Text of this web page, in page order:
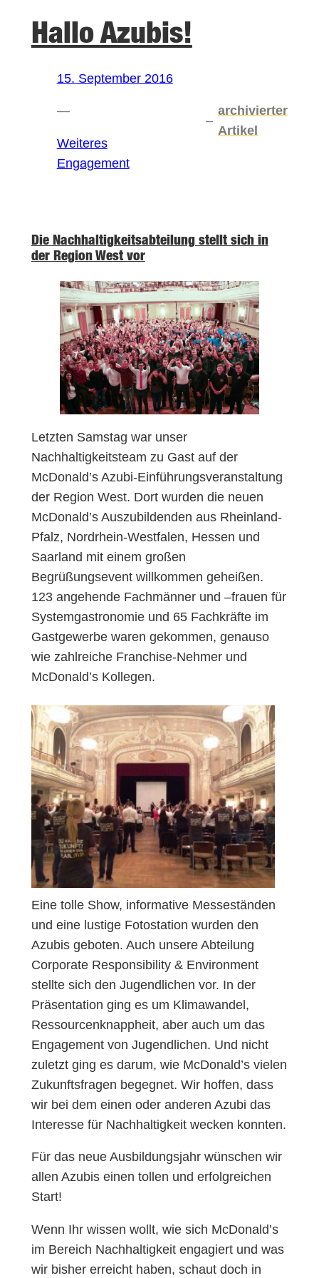
Hallo Azubis!
15. September 2016
—
Weiteres
Engagement
–
archivierter
Artikel
Die Nachhaltigkeitsabteilung stellt sich in
der Region West vor
Letzten Samstag war unser
Nachhaltigkeitsteam zu Gast auf der
McDonald’s Azubi-Einführungsveranstaltung
der Region West. Dort wurden die neuen
McDonald’s Auszubildenden aus Rheinland-
Pfalz, Nordrhein-Westfalen, Hessen und
Saarland mit einem großen
Begrüßungsevent willkommen geheißen.
123 angehende Fachmänner und –frauen für
Systemgastronomie und 65 Fachkräfte im
Gastgewerbe waren gekommen, genauso
wie zahlreiche Franchise-Nehmer und
McDonald’s Kollegen.
Eine tolle Show, informative Messeständen
und eine lustige Fotostation wurden den
Azubis geboten. Auch unsere Abteilung
Corporate Responsibility & Environment
stellte sich den Jugendlichen vor. In der
Präsentation ging es um Klimawandel,
Ressourcenknappheit, aber auch um das
Engagement von Jugendlichen. Und nicht
zuletzt ging es darum, wie McDonald’s vielen
Zukunftsfragen begegnet. Wir hoffen, dass
wir bei dem einen oder anderen Azubi das
Interesse für Nachhaltigkeit wecken konnten.
Für das neue Ausbildungsjahr wünschen wir
allen Azubis einen tollen und erfolgreichen
Start!
Wenn Ihr wissen wollt, wie sich McDonald’s
im Bereich Nachhaltigkeit engagiert und was
wir bisher erreicht haben, schaut doch in